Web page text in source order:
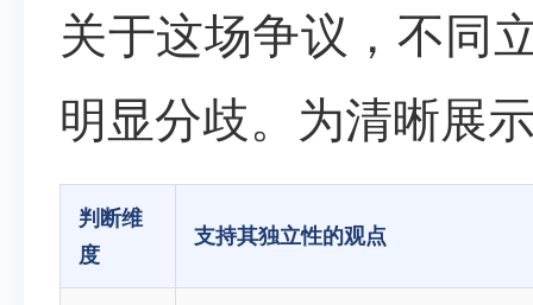
关于这场争议，不同
明显分歧。为清晰展
判断维
度
支持其独立性的观点